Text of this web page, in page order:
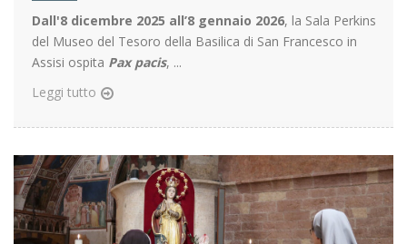
Dall'8 dicembre 2025 all’8 gennaio 2026, la Sala Perkins
del Museo del Tesoro della Basilica di San Francesco in
Assisi ospita Pax pacis, ...
Leggi tutto